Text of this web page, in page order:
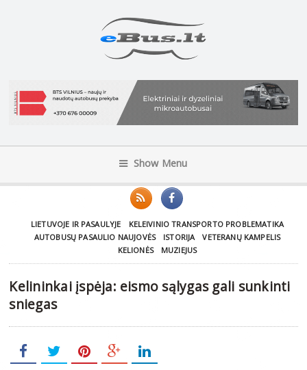
Show Menu
LIETUVOJE IR PASAULYJE
KELEIVINIO TRANSPORTO PROBLEMATIKA
AUTOBUSŲ PASAULIO NAUJOVĖS
ISTORIJA
VETERANŲ KAMPELIS
KELIONĖS
MUZIEJUS
Kelininkai įspėja: eismo sąlygas gali sunkinti
sniegas